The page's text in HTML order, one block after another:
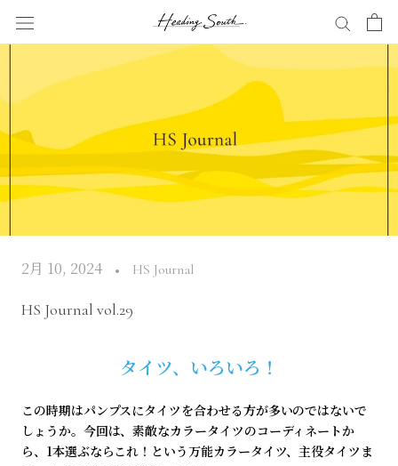
content
2月 10, 2024 HS Journal
HS Journal vol.29
タイツ、いろいろ！
この時期はパンプスにタイツを合わせる方が多いのではないで
しょうか。今回は、素敵なカラータイツのコーディネートか
ら、1本選ぶならこれ！という万能カラータイツ、主役タイツま